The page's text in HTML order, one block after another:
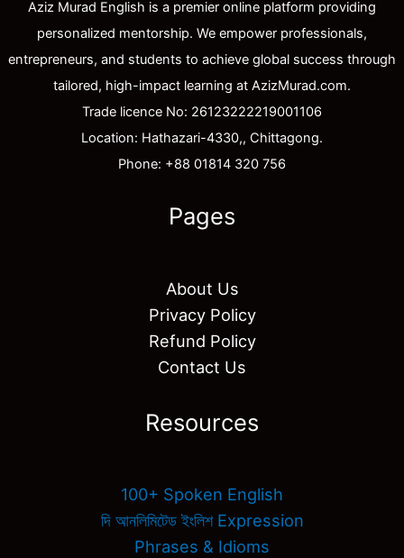
Aziz Murad English is a premier online platform providing
personalized mentorship. We empower professionals,
entrepreneurs, and students to achieve global success through
tailored, high-impact learning at AzizMurad.com.
Trade licence No: 26123222219001106
Location: Hathazari-4330,, Chittagong.
Phone: +88 01814 320 756
Pages
About Us
Privacy Policy
Refund Policy
Contact Us
Resources
100+ Spoken English
দি আনলিমিটেড ইংলিশ Expression
Phrases & Idioms